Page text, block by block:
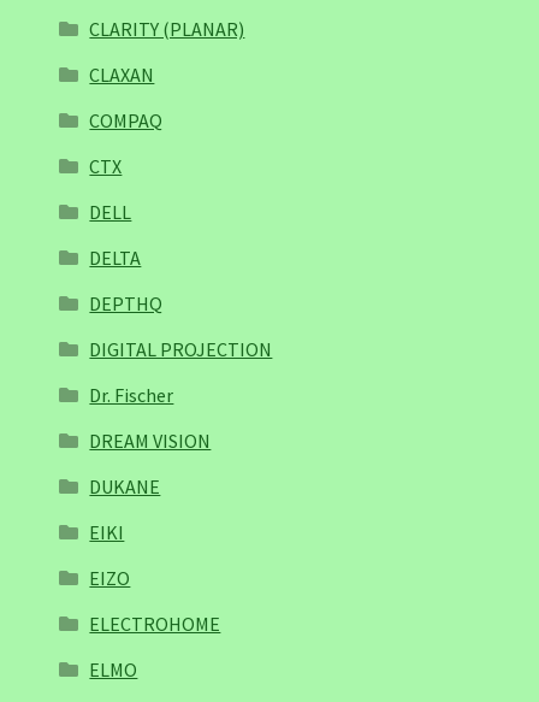
CLARITY (PLANAR)
CLAXAN
COMPAQ
CTX
DELL
DELTA
DEPTHQ
DIGITAL PROJECTION
Dr. Fischer
DREAM VISION
DUKANE
EIKI
EIZO
ELECTROHOME
ELMO